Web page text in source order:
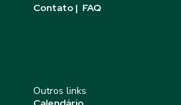
Contato | FAQ
Outros links